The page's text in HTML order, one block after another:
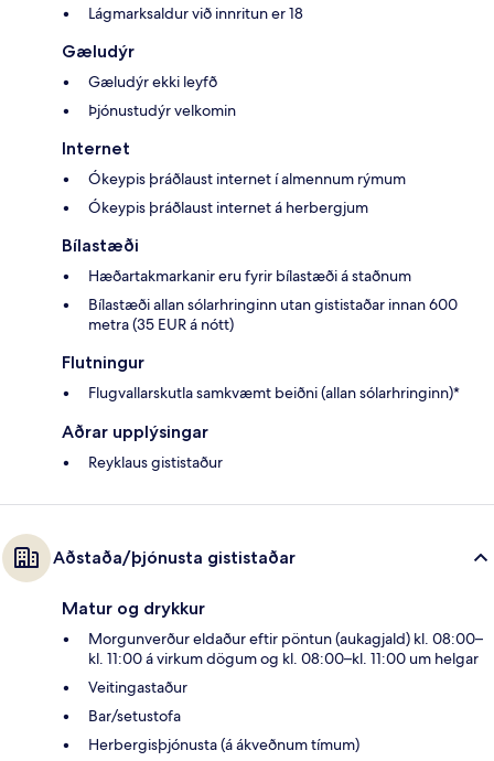
Lágmarksaldur við innritun er 18
Gæludýr
Gæludýr ekki leyfð
Þjónustudýr velkomin
Internet
Ókeypis þráðlaust internet í almennum rýmum
Ókeypis þráðlaust internet á herbergjum
Bílastæði
Hæðartakmarkanir eru fyrir bílastæði á staðnum
Bílastæði allan sólarhringinn utan gististaðar innan 600
metra (35 EUR á nótt)
Flutningur
Flugvallarskutla samkvæmt beiðni (allan sólarhringinn)*
Aðrar upplýsingar
Reyklaus gististaður
Aðstaða/þjónusta gististaðar
Matur og drykkur
Morgunverður eldaður eftir pöntun (aukagjald) kl. 08:00–
kl. 11:00 á virkum dögum og kl. 08:00–kl. 11:00 um helgar
Veitingastaður
Bar/setustofa
Herbergisþjónusta (á ákveðnum tímum)